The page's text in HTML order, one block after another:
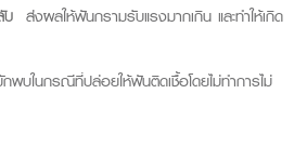
บ ส่งผลให้ฟันกรามรับแรงมากเกิน และทำให้เกิด
พบในกรณีที่ปล่อยให้ฟันติดเชื้อโดยไม่ทำการไม่